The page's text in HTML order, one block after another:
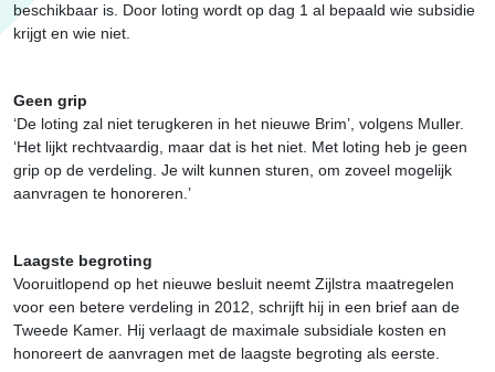
beschikbaar is. Door loting wordt op dag 1 al bepaald wie subsidie
krijgt en wie niet.
Geen grip
‘De loting zal niet terugkeren in het nieuwe Brim’, volgens Muller.
‘Het lijkt rechtvaardig, maar dat is het niet. Met loting heb je geen
grip op de verdeling. Je wilt kunnen sturen, om zoveel mogelijk
aanvragen te honoreren.’
Laagste begroting
Vooruitlopend op het nieuwe besluit neemt Zijlstra maatregelen
voor een betere verdeling in 2012, schrijft hij in een brief aan de
Tweede Kamer. Hij verlaagt de maximale subsidiale kosten en
honoreert de aanvragen met de laagste begroting als eerste.